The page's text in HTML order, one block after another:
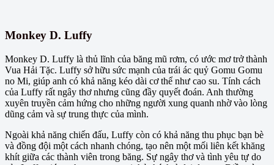
Monkey D. Luffy
Monkey D. Luffy là thủ lĩnh của băng mũ rơm, có ước mơ trở thành
Vua Hải Tặc. Luffy sở hữu sức mạnh của trái ác quỷ Gomu Gomu
no Mi, giúp anh có khả năng kéo dài cơ thể như cao su. Tính cách
của Luffy rất ngây thơ nhưng cũng đầy quyết đoán. Anh thường
xuyên truyền cảm hứng cho những người xung quanh nhờ vào lòng
dũng cảm và sự trung thực của mình.
Ngoài khả năng chiến đấu, Luffy còn có khả năng thu phục bạn bè
và đồng đội một cách nhanh chóng, tạo nên một mối liên kết khăng
khít giữa các thành viên trong băng. Sự ngây thơ và tình yêu tự do